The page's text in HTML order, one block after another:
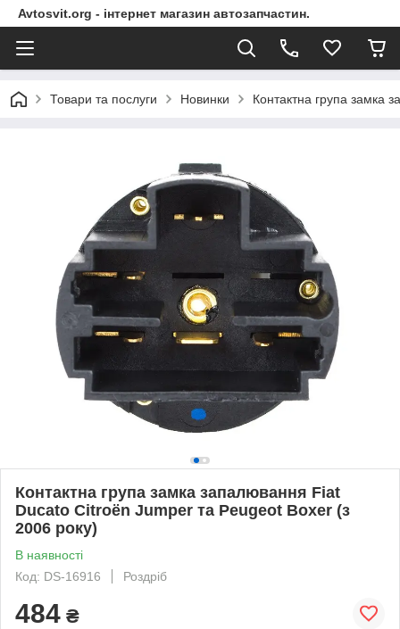
Avtosvit.org - інтернет магазин автозапчастин.
Товари та послуги Новинки Контактна група замка
Контактна група замка запалювання Fiat
Ducato Citroën Jumper та Peugeot Boxer (з
2006 року)
В наявності
Код: DS-16916
Роздріб
484 ₴